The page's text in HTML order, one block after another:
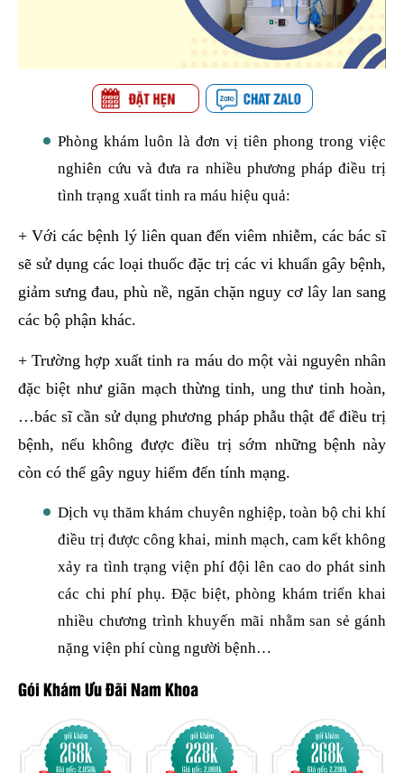
Phòng khám luôn là đơn vị tiên phong trong việc
nghiên cứu và đưa ra nhiều phương pháp điều trị
tình trạng xuất tinh ra máu hiệu quả:
+ Với các bệnh lý liên quan đến viêm nhiễm, các bác sĩ
sẽ sử dụng các loại thuốc đặc trị các vi khuẩn gây bệnh,
giảm sưng đau, phù nề, ngăn chặn nguy cơ lây lan sang
các bộ phận khác.
+ Trường hợp xuất tinh ra máu do một vài nguyên nhân
đặc biệt như giãn mạch thừng tinh, ung thư tinh hoàn,
…bác sĩ cần sử dụng phương pháp phẫu thật để điều trị
bệnh, nếu không được điều trị sớm những bệnh này
còn có thể gây nguy hiểm đến tính mạng.
Dịch vụ thăm khám chuyên nghiệp, toàn bộ chi khí
điều trị được công khai, minh mạch, cam kết không
xảy ra tình trạng viện phí đội lên cao do phát sinh
các chi phí phụ. Đặc biệt, phòng khám triển khai
nhiều chương trình khuyến mãi nhằm san sẻ gánh
nặng viện phí cùng người bệnh…
Gói Khám Ưu Đãi Nam Khoa